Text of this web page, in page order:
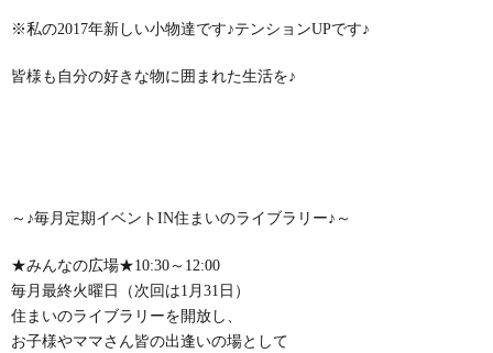
※私の2017年新しい小物達です♪テンションUPです♪
皆様も自分の好きな物に囲まれた生活を♪
～♪毎月定期イベントIN住まいのライブラリー♪～
★みんなの広場★10:30～12:00
毎月最終火曜日（次回は1月31日）
住まいのライブラリーを開放し、
お子様やママさん皆の出逢いの場として